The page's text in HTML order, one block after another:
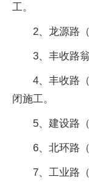
工。
2、龙源路
3、丰收路
4、丰收路
闭施工。
5、建设路
6、北环路
7、工业路